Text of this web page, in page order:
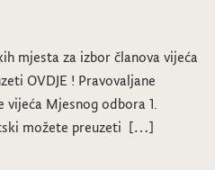
mjesta za izbor članova vijeća
OVDJE ! Pravovaljane
Mjesnog odbora 1.
možete preuzeti […]